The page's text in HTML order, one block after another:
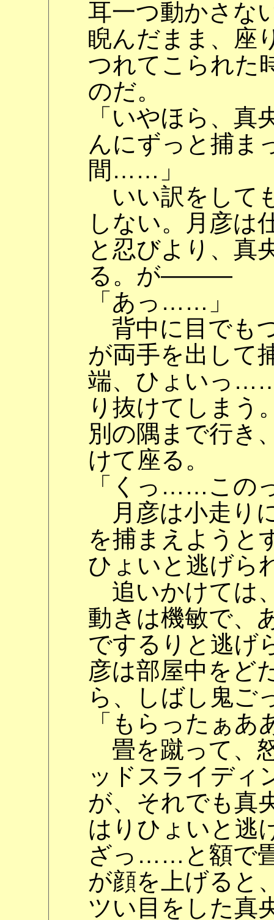
耳一つ動かさな
睨んだまま、座
つれてこられた
のだ。
「いやほら、真
んにずっと捕ま
間……」
いい訳をして
しない。月彦は
と忍びより、真
る。が―――
「あっ……」
背中に目でも
が両手を出して
端、ひょいっ
り抜けてしまう
別の隅まで行き
けて座る。
「くっ……この
月彦は小走り
を捕まえようと
ひょいと逃げら
追いかけては
動きは機敏で、
でするりと逃げ
彦は部屋中をど
ら、しばし鬼ご
「もらったぁあ
畳を蹴って、
ッドスライデ
が、それでも真
はりひょいと逃
ざっ……と額で
が顔を上げると
ツい目をした真